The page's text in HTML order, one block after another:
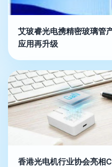
艾玻睿光电携精密玻璃管
应用再升级
香港光电机行业协会亮相